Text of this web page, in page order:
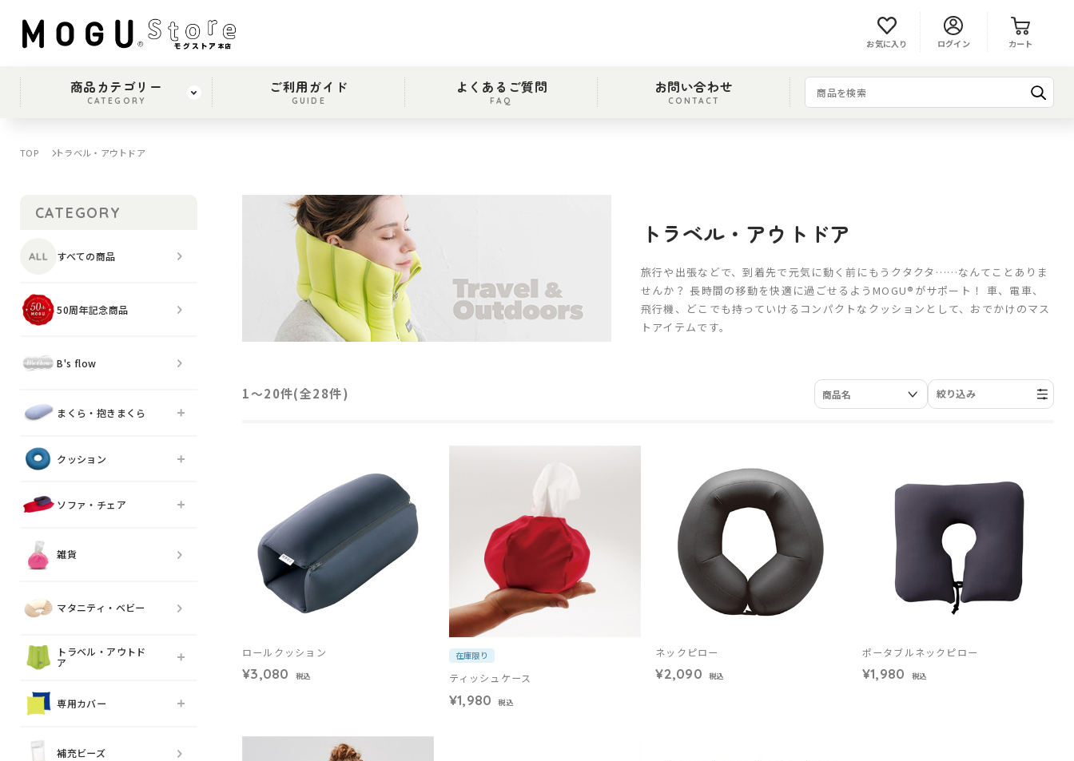
ログイン
お気に入り カート
商品カテゴリー
CATEGORY
ご利用ガイド
GUIDE
よくあるご質問
FAQ
お問い合わせ
CONTACT
TOP トラベル・アウトドア
トラベル・アウトドア
旅行や出張などで、到着先で元気に動く前にもうクタクタ……なんてことありま
せんか？ 長時間の移動を快適に過ごせるようMOGU®がサポート！ 車、電車、
飛行機、どこでも持っていけるコンパクトなクッションとして、おでかけのマス
トアイテムです。
1〜20件(全28件) 絞り込み
ロールクッション
¥3,080 税込
在庫限り
ティッシュケース
¥1,980 税込
ネックピロー
¥2,090 税込
ポータブルネックピロー
¥1,980 税込
CATEGORY
すべての商品
50周年記念商品
B's flow
まくら・抱きまくら
クッション
ソファ・チェア
雑貨
マタニティ・ベビー
トラベル・アウトド
ア
専用カバー
補充ビーズ